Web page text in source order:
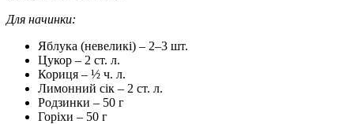
Для начинки:
Яблука (невеликі) – 2–3 шт.
Цукор – 2 ст. л.
Кориця – ½ ч. л.
Лимонний сік – 2 ст. л.
Родзинки – 50 г
Горіхи – 50 г